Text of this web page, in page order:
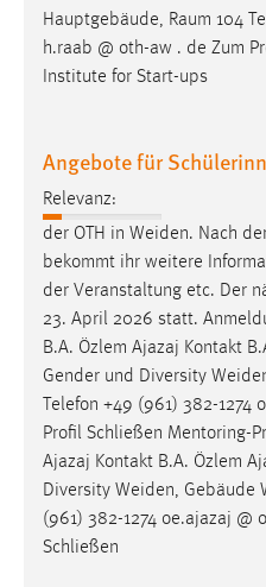
Hauptgebäude, Raum 104
h.raab @ oth-aw . de Zum
Institute for Start-ups
Angebote für
Relevanz:
der OTH in Weiden. Nach
bekommt ihr weitere
der Veranstaltung etc. Der
23. April 2026 statt.
B.A. Özlem Ajazaj Kontakt
Gender und Diversity
Telefon +49 (961) 382-1274
Profil Schließen Mentoring-
Ajazaj Kontakt B.A. Özlem
Diversity Weiden, Gebäude
(961) 382-1274 oe.ajazaj @
Schließen